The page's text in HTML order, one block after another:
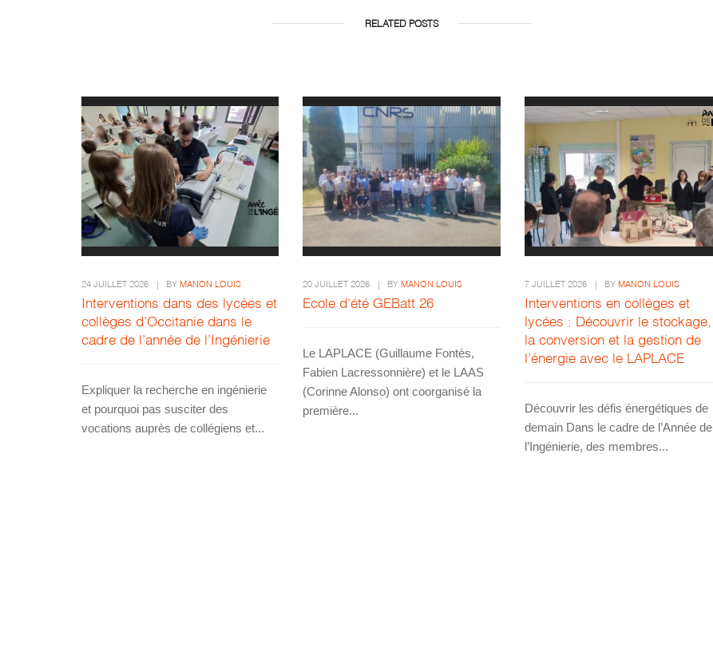
RELATED POSTS
24 JUILLET 2026 BY MANON LOUIS
Interventions dans des lycées et
collèges d’Occitanie dans le
cadre de l’année de l’Ingénierie
Expliquer la recherche en ingénierie
et pourquoi pas susciter des
vocations auprès de collégiens et...
20 JUILLET 2026 BY MANON LOUIS
Ecole d’été GEBatt 26
Le LAPLACE (Guillaume Fontès,
Fabien Lacressonnière) et le LAAS
(Corinne Alonso) ont coorganisé la
première...
7 JUILLET 2026 BY MANON LOUIS
Interventions en collèges et
lycées : Découvrir le stockage,
la conversion et la gestion de
l’énergie avec le LAPLACE
Découvrir les défis énergétiques de
demain Dans le cadre de l’Année de
l’Ingénierie, des membres...